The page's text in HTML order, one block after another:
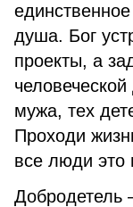
душа. Бог
проекты, а
мужа, тех
Проходи
все люди это
Добродетель